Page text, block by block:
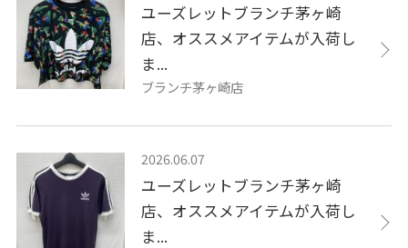
ユーズレットブランチ茅ヶ崎
店、オススメアイテムが入荷し
ま...
ブランチ茅ヶ崎店
2026.06.07
ユーズレットブランチ茅ヶ崎
店、オススメアイテムが入荷し
ま...